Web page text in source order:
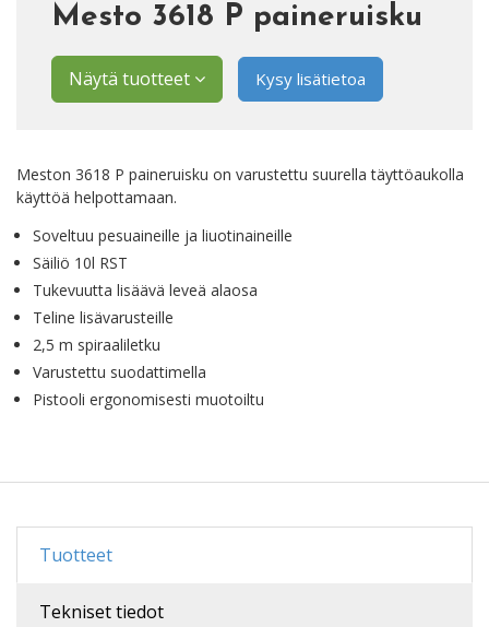
Mesto 3618 P paineruisku
Näytä tuotteet Kysy lisätietoa
Meston 3618 P paineruisku on varustettu suurella täyttöaukolla
käyttöä helpottamaan.
Soveltuu pesuaineille ja liuotinaineille
Säiliö 10l RST
Tukevuutta lisäävä leveä alaosa
Teline lisävarusteille
2,5 m spiraaliletku
Varustettu suodattimella
Pistooli ergonomisesti muotoiltu
Tuotteet
Tekniset tiedot